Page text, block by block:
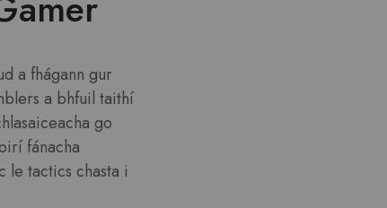
a fhágann gur
a bhfuil taithí
go
fánacha
tactics chasta i